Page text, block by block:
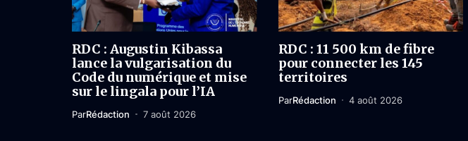
RDC : Augustin Kibassa
lance la vulgarisation du
Code du numérique et mise
sur le lingala pour l’IA
ParRédaction 7 août 2026
RDC : 11 500 km de fibre
pour connecter les 145
territoires
ParRédaction 4 août 2026